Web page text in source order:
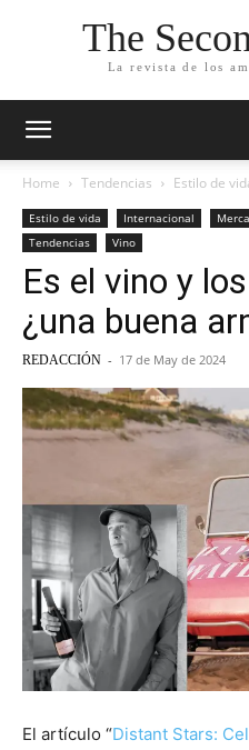
The
La revista de los
Home Tendencias Estilo de
Estilo de vida Internacional
Tendencias
Vino
Es el vino y
¿una buena
REDACCIÓN - 17 de May de 2024
El artículo “Distant Stars: